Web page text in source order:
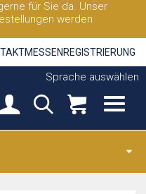
für Sie da. Unser
werden
MESSEN REGISTRIERUNG
Sprache auswählen